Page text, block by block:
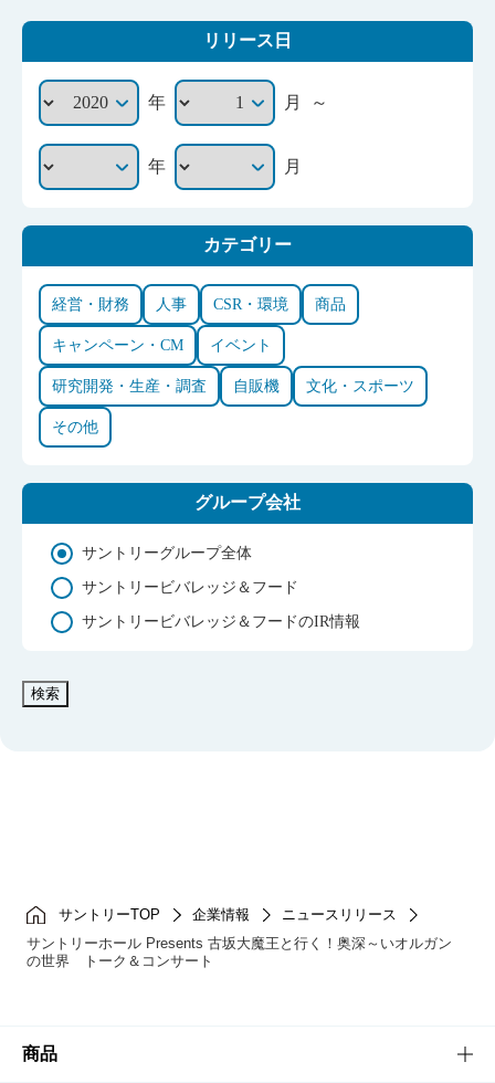
サントリーTOP 企業情報
ニュースリリース
サントリーホール Presents 古坂大魔王と行く！奥深～いオルガン
の世界 トーク＆コンサート
リリース日
年 月 ～
年 月
カテゴリー
経営・財務 人事 CSR・環境 商品
キャンペーン・CM イベント
研究開発・生産・調査 自販機 文化・スポーツ
その他
グループ会社
サントリーグループ全体
サントリービバレッジ＆フード
サントリービバレッジ＆フードのIR情報
検索
商品